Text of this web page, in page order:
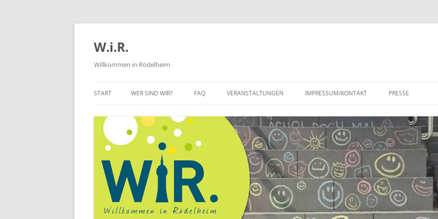
Zum
springen
W.i.R.
Willkommen in Rödelheim
START WER SIND WIR? FAQ VERANSTALTUNGEN IMPRESSUM/KONTAKT PRESSE
BRIEFWECHSEL